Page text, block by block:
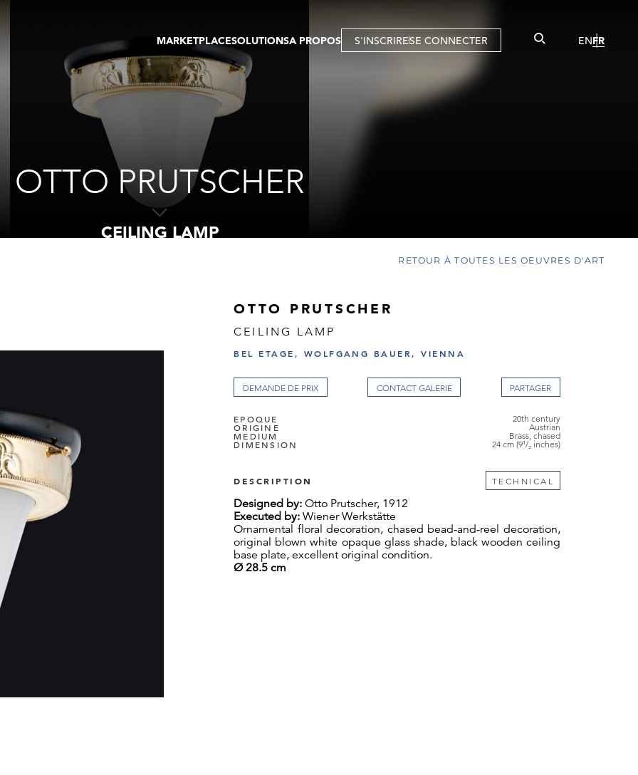
MARKETPLACE
OEUVRES D'ART
GALERIES
TOURS VIRTUELS
PUBLICATIONS
SOLUTIONS
GALERIE
FOIRE
ARTISTE
A PROPOS S'INSCRIRESE CONNECTER ENFR
OTTO PRUTSCHER
CEILING LAMP
RETOUR À TOUTES LES OEUVRES D'ART
OTTO PRUTSCHER
CEILING LAMP
BEL ETAGE, WOLFGANG BAUER, VIENNA
DEMANDE DE PRIX CONTACT GALERIE
EPOQUE 20th century
ORIGINE Austrian
MEDIUM Brass, chased
DIMENSION 24 cm (9¹/₂ inches)
DESCRIPTION TECHNICAL
Designed by: Otto Prutscher, 1912
Executed by: Wiener Werkstätte
Ornamental floral decoration, chased bead-and-reel decoration,
original blown white opaque glass shade, black wooden ceiling
base plate, excellent original condition.
Ø 28.5 cm